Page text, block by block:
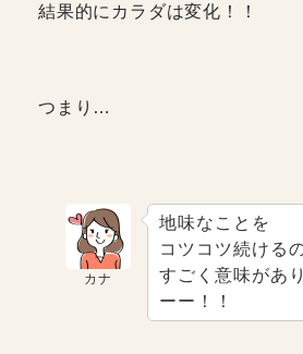
結果的にカラダは変化！！
つまり…
カナ
地味なことを
コツコツ続ける
すごく意味があ
ーー！！